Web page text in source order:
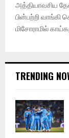
அத்தியாவசிய
பின்பற்றி வாங்கி
மிசோராமில்
TRENDING